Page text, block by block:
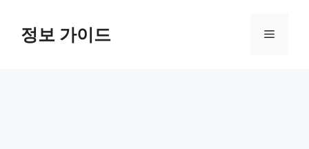
정보 가이드 메